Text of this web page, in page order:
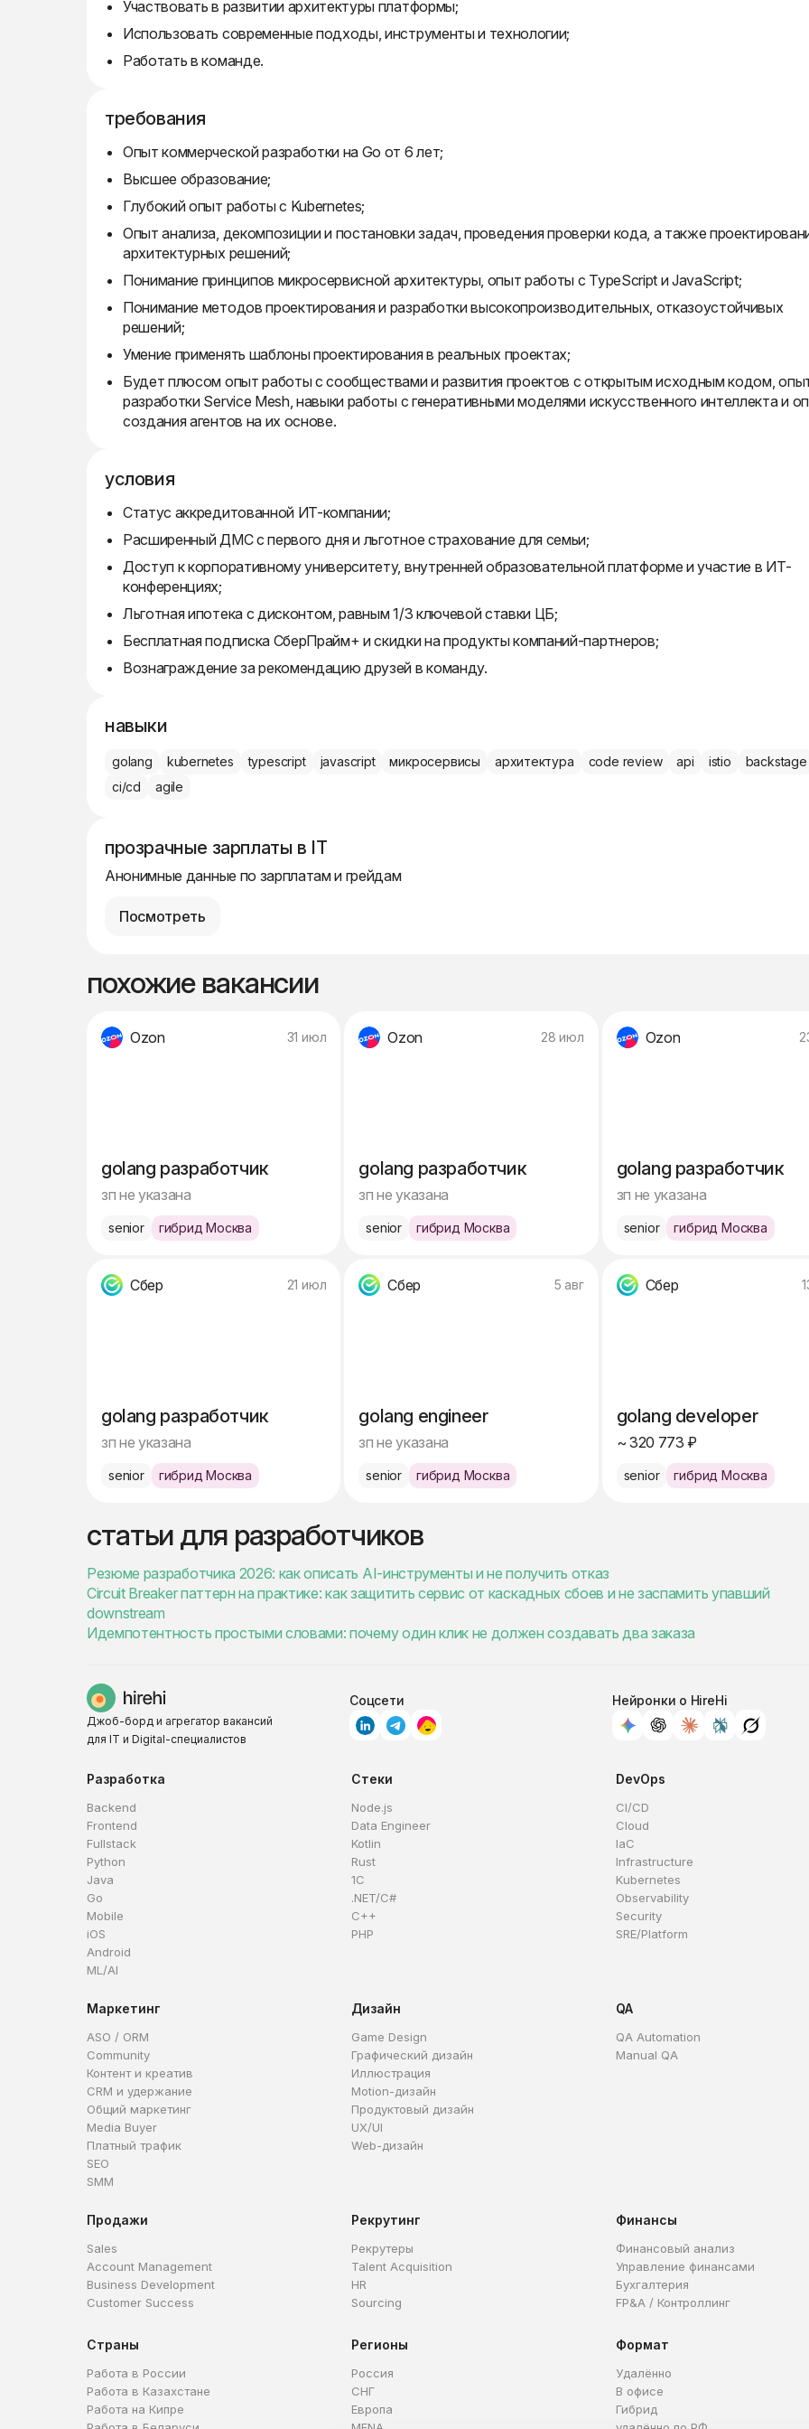
Участвовать в развитии архитектуры платформы;
Использовать современные подходы, инструменты и технологии;
Работать в команде.
требования
Опыт коммерческой разработки на Go от 6 лет;
Высшее образование;
Глубокий опыт работы с Kubernetes;
Опыт анализа, декомпозиции и постановки задач, проведения проверки кода, а также
архитектурных решений;
Понимание принципов микросервисной архитектуры, опыт работы с TypeScript и JavaScript;
Понимание методов проектирования и разработки высокопроизводительных, отказоустойчивых
решений;
Умение применять шаблоны проектирования в реальных проектах;
Будет плюсом опыт работы с сообществами и развития проектов с открытым исходным кодом,
разработки Service Mesh, навыки работы с генеративными моделями искусственного интеллекта и
создания агентов на их основе.
условия
Статус аккредитованной ИТ-компании;
Расширенный ДМС с первого дня и льготное страхование для семьи;
Доступ к корпоративному университету, внутренней образовательной платформе и участие в ИТ-
конференциях;
Льготная ипотека с дисконтом, равным 1/3 ключевой ставки ЦБ;
Бесплатная подписка СберПрайм+ и скидки на продукты компаний-партнеров;
Вознаграждение за рекомендацию друзей в команду.
навыки
golang kubernetes typescript javascript микросервисы архитектура code review api istio
backstage
ci/cd
agile
прозрачные зарплаты в IT
Анонимные данные по зарплатам и грейдам
Посмотреть
похожие вакансии
Ozon 31 июл
golang разработчик
зп не указана
senior гибрид Москва
Ozon 28 июл
golang разработчик
зп не указана
senior гибрид Москва
Ozon
golang разработчик
зп не указана
senior гибрид Москва
Сбер 21 июл
golang разработчик
зп не указана
senior гибрид Москва
Сбер 5 авг
golang engineer
зп не указана
senior гибрид Москва
Сбер
golang developer
~ 320 773 ₽
senior гибрид Москва
статьи для разработчиков
Резюме разработчика 2026: как описать AI-инструменты и не получить отказ
Circuit Breaker паттерн на практике: как защитить сервис от каскадных сбоев и не заспамить упавший
downstream
Идемпотентность простыми словами: почему один клик не должен создавать два заказа
Джоб-борд и агрегатор вакансий
для IT и Digital-специалистов
Соцсети Нейронки о HireHi
Разработка
Backend
Frontend
Fullstack
Python
Java
Go
Mobile
iOS
Android
ML/AI
Стеки
Node.js
Data Engineer
Kotlin
Rust
1C
.NET/C#
C++
PHP
DevOps
CI/CD
Cloud
IaC
Infrastructure
Kubernetes
Observability
Security
SRE/Platform
Маркетинг
ASO / ORM
Community
Контент и креатив
CRM и удержание
Общий маркетинг
Media Buyer
Платный трафик
SEO
SMM
Дизайн
Game Design
Графический дизайн
Иллюстрация
Motion-дизайн
Продуктовый дизайн
UX/UI
Web-дизайн
QA
QA Automation
Manual QA
Продажи
Sales
Account Management
Business Development
Customer Success
Рекрутинг
Рекрутеры
Talent Acquisition
HR
Sourcing
Финансы
Финансовый анализ
Управление финансами
Бухгалтерия
FP&A / Контроллинг
Страны
Работа в России
Работа в Казахстане
Работа на Кипре
Регионы
Россия
СНГ
Европа
Формат
Удалённо
В офисе
Гибрид